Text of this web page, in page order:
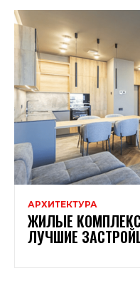
АРХИТЕКТУРА
ЖИЛЫЕ
ЛУЧШИЕ